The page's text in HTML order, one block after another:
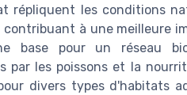
répliquent les conditions
contribuant à une meilleure
base pour un réseau
par les poissons et la
divers types d'habitats